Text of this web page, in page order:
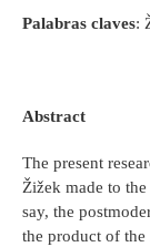
Palabras claves:
Abstract
The present
Žižek made to
say, the
the product of